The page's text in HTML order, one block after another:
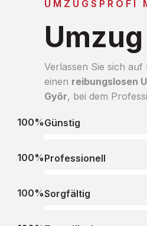
UMZUGSPROFI
Verlassen Sie sich
einen reibungslosen
Győr, bei dem
Günstig
100%
Professionell
100%
Sorgfältig
100%